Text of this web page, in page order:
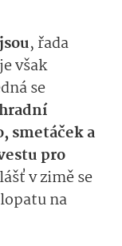
, řada
však
se
smetáček a
pro
v zimě se
na